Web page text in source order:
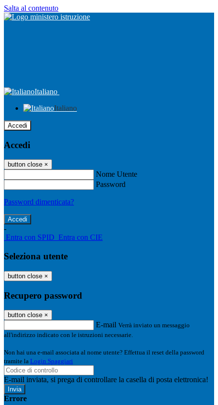
Salta al contenuto
Italiano
Italiano
Accedi
Accedi
button close ×
Nome Utente
Password
Password dimenticata?
-
Entra con SPID Entra con CIE
Seleziona utente
button close ×
Recupero password
button close ×
E-mail Verrà inviato un messaggio
all'indirizzo indicato con le istruzioni necessarie.
Non hai una e-mail associata al nome utente? Effettua il reset della password
tramite la Login Spaggiari
E-mail inviata, si prega di controllare la casella di posta elettronica!
Errore